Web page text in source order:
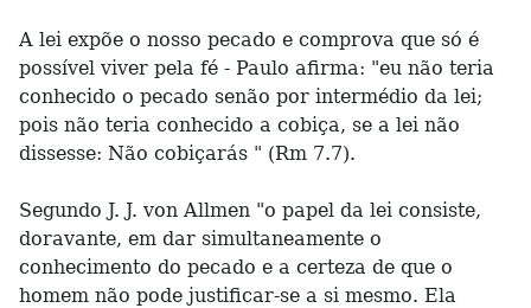
A lei expõe o nosso pecado e comprova que só é
possível viver pela fé - Paulo afirma: "eu não teria
conhecido o pecado senão por intermédio da lei;
pois não teria conhecido a cobiça, se a lei não
dissesse: Não cobiçarás " (Rm 7.7).
Segundo J. J. von Allmen "o papel da lei consiste,
doravante, em dar simultaneamente o
conhecimento do pecado e a certeza de que o
homem não pode justificar-se a si mesmo. Ela